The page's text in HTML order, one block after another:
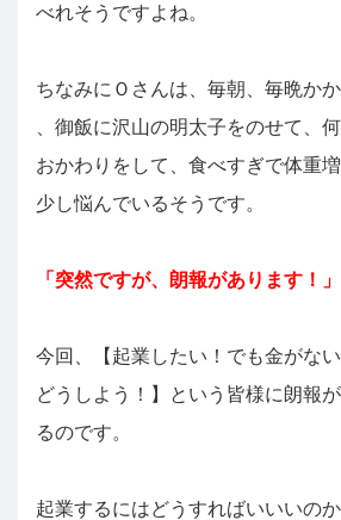
べれそうですよね。
ちなみにＯさんは、毎朝、毎晩か
、御飯に沢山の明太子をのせて、
おかわりをして、食べすぎで体重
少し悩んでいるそうです。
「突然ですが、朗報があります！」
今回、【起業したい！でも金がない
どうしよう！】という皆様に朗報
るのです。
起業するにはどうすればいいいの